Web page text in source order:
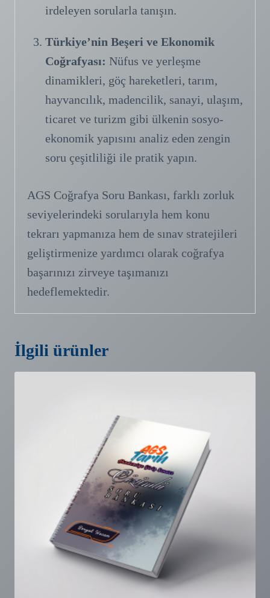
irdeleyen sorularla tanışın.
Türkiye’nin Beşeri ve Ekonomik
Coğrafyası: Nüfus ve yerleşme
dinamikleri, göç hareketleri, tarım,
hayvancılık, madencilik, sanayi, ulaşım,
ticaret ve turizm gibi ülkenin sosyo-
ekonomik yapısını analiz eden zengin
soru çeşitliliği ile pratik yapın.
AGS Coğrafya Soru Bankası, farklı zorluk
seviyelerindeki sorularıyla hem konu
tekrarı yapmanıza hem de sınav stratejileri
geliştirmenize yardımcı olarak coğrafya
başarınızı zirveye taşımanızı
hedeflemektedir.
İlgili ürünler